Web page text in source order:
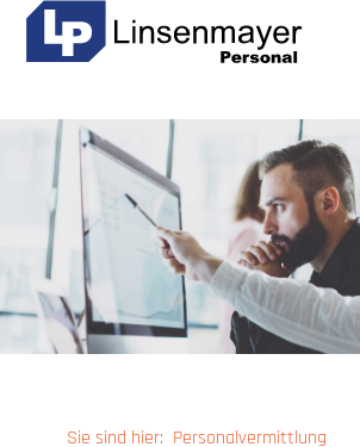
Sie sind hier: Personalvermittlung